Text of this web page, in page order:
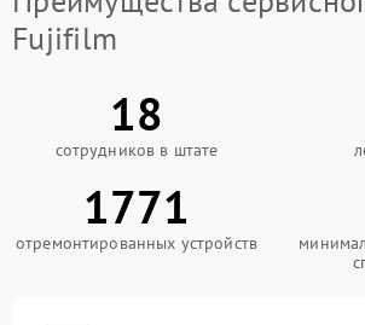
Fujifilm
18
сотрудников в штате
1771
отремонтированных устройств